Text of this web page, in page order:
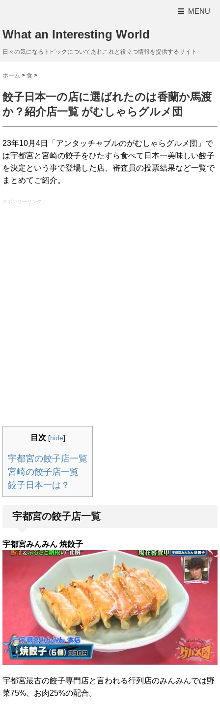
MENU
What an Interesting World
日々の気になるトピックについてあれこれと役立つ情報を提供するサイト
ホーム > 食 >
餃子日本一の店に選ばれたのは香蘭か馬渡
か？紹介店一覧 がむしゃらグルメ団
23年10月4日「アンタッチャブルのがむしゃらグルメ団」で
は宇都宮と宮崎の餃子をひたすら食べて日本一美味しい餃子
を決定という事で登場した店、審査員の投票結果など一覧で
まとめてご紹介。
スポンサーリンク
目次 [hide]
宇都宮の餃子店一覧
宮崎の餃子店一覧
餃子日本一は？
宇都宮の餃子店一覧
宇都宮みんみん 焼餃子
宇都宮最古の餃子専門店と言われる行列店のみんみんでは野
菜75%、お肉25%の配合。